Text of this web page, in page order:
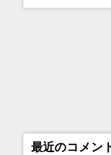
最近のコメン